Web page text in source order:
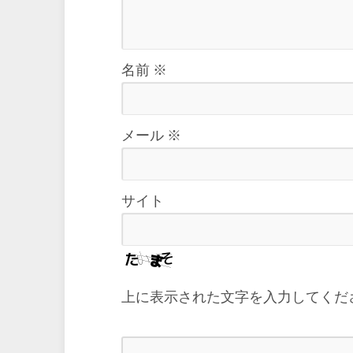
名前 ※
メール ※
サイト
上に表示された文字を入力してくだ